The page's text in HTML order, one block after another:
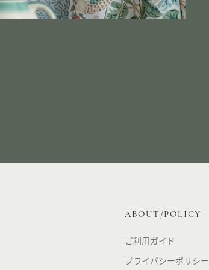
ABOUT/POLICY
ご利用ガイド
プライバシーポリシー